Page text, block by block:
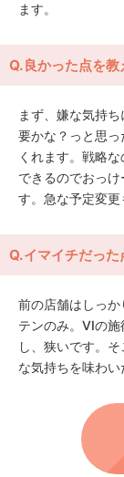
ます。
Q.良かった点を教
まず、嫌な気持
要かな？っと思
くれます。戦略
できるのでおっ
す。急な予定変更
Q.イマイチだっ
前の店舗はしっ
テンのみ。VIの
し、狭いです。
な気持ちを味わい